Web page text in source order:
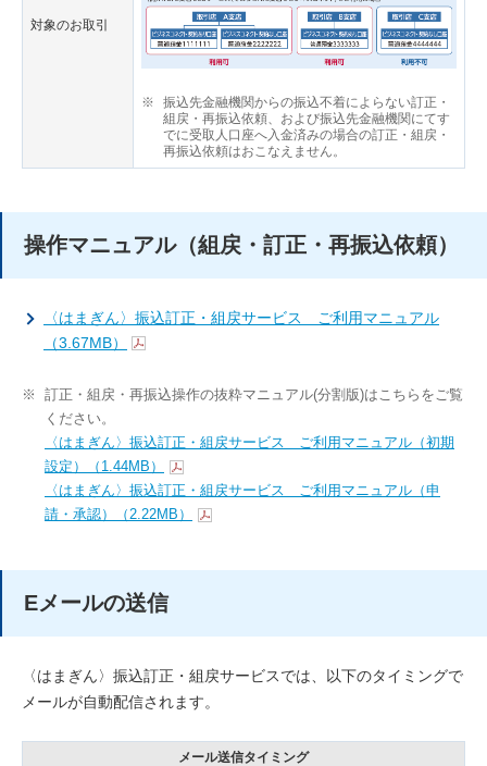
対象のお取引
※
振込先金融機関からの振込不着によらない訂正・
組戻・再振込依頼、および振込先金融機関にてす
でに受取人口座へ入金済みの場合の訂正・組戻・
再振込依頼はおこなえません。
操作マニュアル（組戻・訂正・再振込依頼）
〈はまぎん〉振込訂正・組戻サービス ご利用マニュアル
（3.67MB）
※
訂正・組戻・再振込操作の抜粋マニュアル(分割版)はこちらをご覧
ください。
〈はまぎん〉振込訂正・組戻サービス ご利用マニュアル（初期
設定）（1.44MB）
〈はまぎん〉振込訂正・組戻サービス ご利用マニュアル（申
請・承認）（2.22MB）
Eメールの送信
〈はまぎん〉振込訂正・組戻サービスでは、以下のタイミングで
メールが自動配信されます。
メール送信タイミング